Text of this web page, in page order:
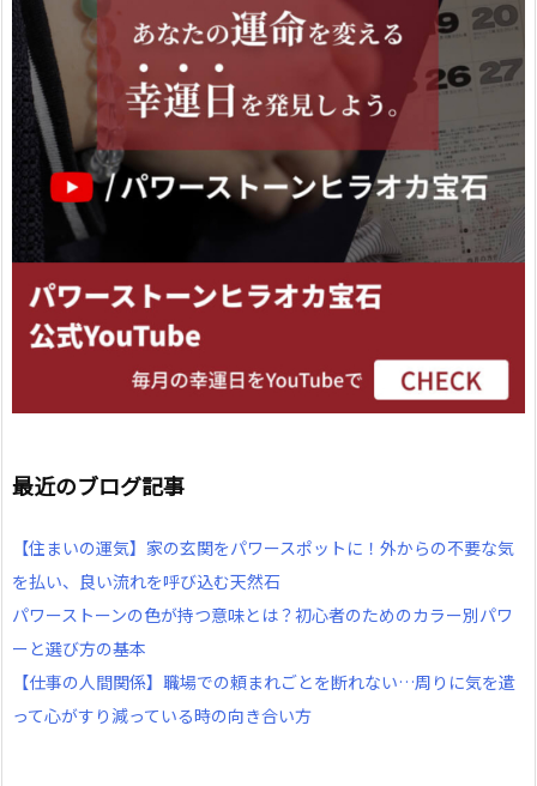
最近のブログ記事
【住まいの運気】家の玄関をパワースポットに！外からの不要な気
を払い、良い流れを呼び込む天然石
パワーストーンの色が持つ意味とは？初心者のためのカラー別パワ
ーと選び方の基本
【仕事の人間関係】職場での頼まれごとを断れない…周りに気を遣
って心がすり減っている時の向き合い方